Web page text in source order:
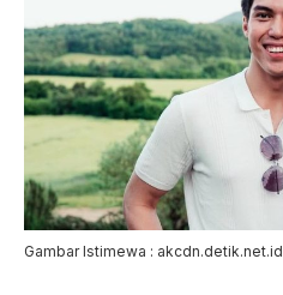
Gambar Istimewa : akcdn.detik.net.id